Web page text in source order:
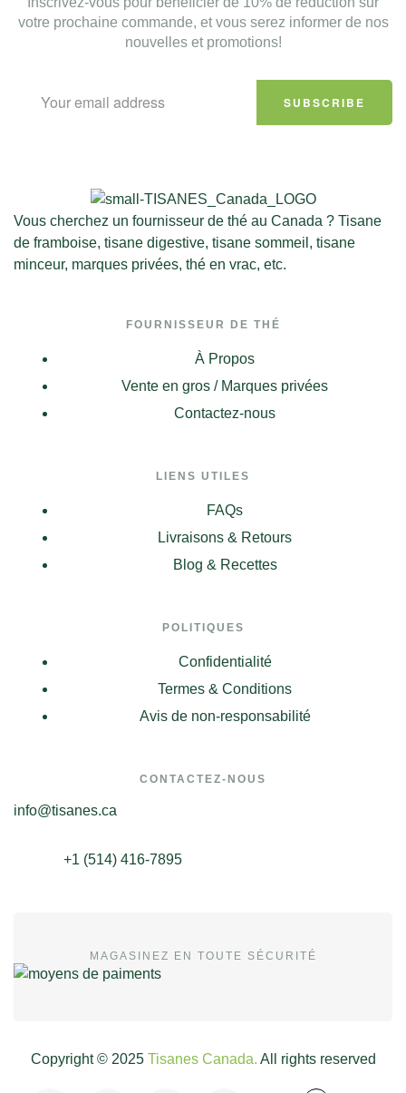
votre prochaine commande, et vous serez informer de nos
nouvelles et promotions!
SUBSCRIBE
Vous cherchez un fournisseur de thé au Canada ? Tisane
de framboise, tisane digestive, tisane sommeil, tisane
minceur, marques privées, thé en vrac, etc.
FOURNISSEUR DE THÉ
À Propos
Vente en gros / Marques privées
Contactez-nous
LIENS UTILES
FAQs
Livraisons & Retours
Blog & Recettes
POLITIQUES
Confidentialité
Termes & Conditions
Avis de non-responsabilité
CONTACTEZ-NOUS
info@tisanes.ca
+1 (514) 416-7895
MAGASINEZ EN TOUTE SÉCURITÉ
Copyright © 2025 Tisanes Canada. All rights reserved